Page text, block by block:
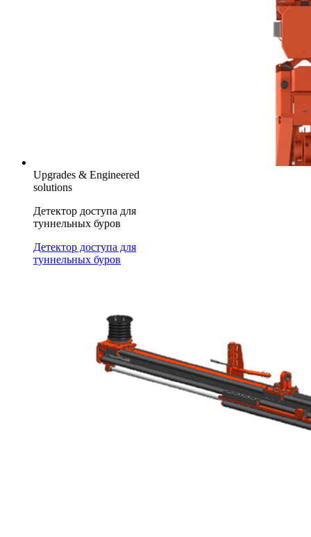
Upgrades & Engineered
solutions
Детектор доступа для
туннельных буров
Детектор доступа для
туннельных буров